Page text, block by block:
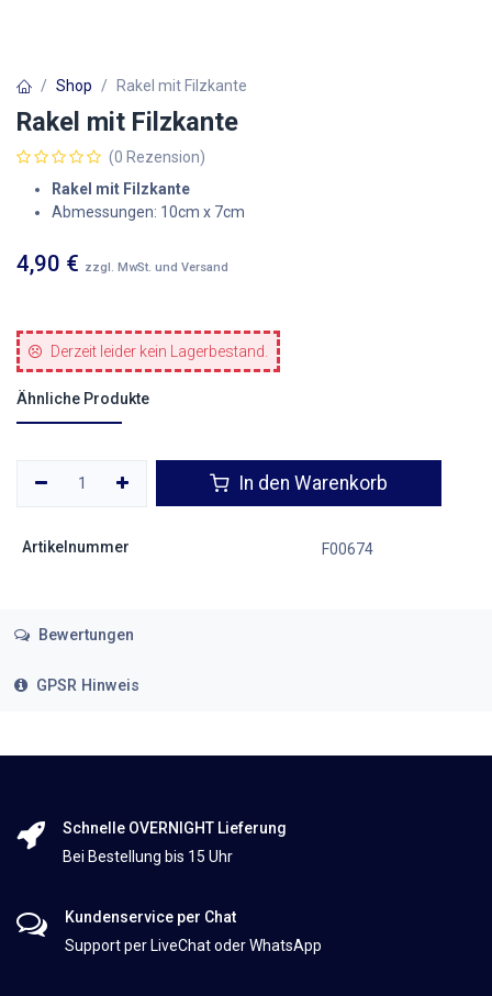
Shop Rakel mit Filzkante
Rakel mit Filzkante
(0 Rezension)
Rakel mit Filzkante
Abmessungen: 10cm x 7cm
4,90 € zzgl. MwSt. und Versand
Derzeit leider kein Lagerbestand.
Ähnliche Produkte
In den Warenkorb
Artikelnummer F00674
Bewertungen
GPSR Hinweis
Schnelle OVERNIGHT Lieferung
Bei Bestellung bis 15 Uhr
Kundenservice per Chat
Support per LiveChat oder WhatsApp